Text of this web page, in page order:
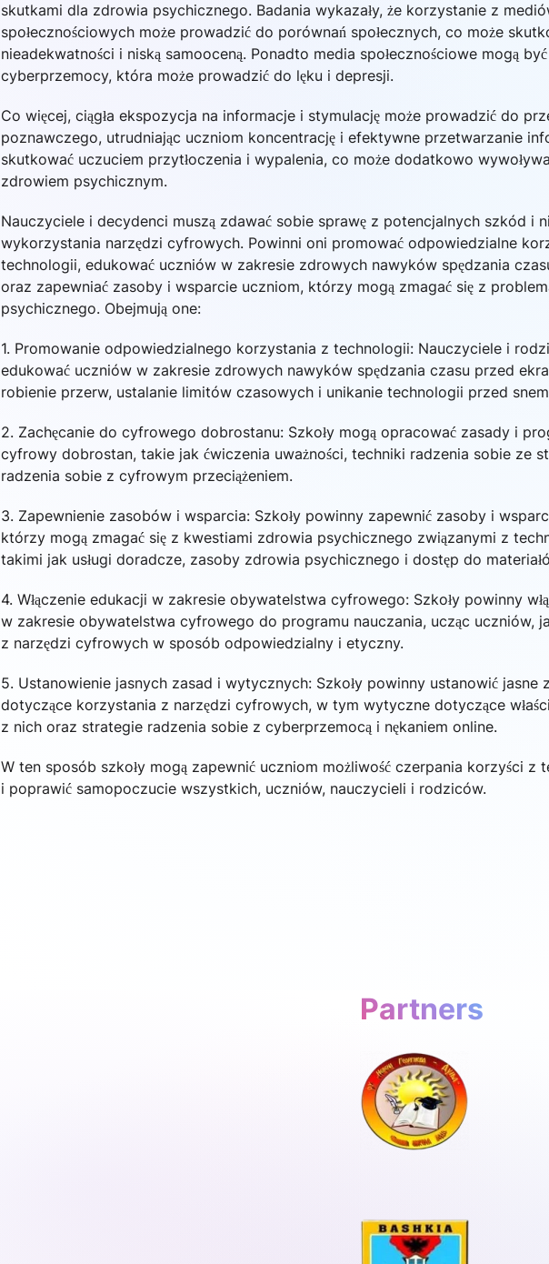
skutkami dla zdrowia psychicznego. Badania wykazały, że korzystanie z
społecznościowych może prowadzić do porównań społecznych, co może
nieadekwatności i niską samooceną. Ponadto media społecznościowe mogą być
cyberprzemocy, która może prowadzić do lęku i depresji.
Co więcej, ciągła ekspozycja na informacje i stymulację może prowadzić do
poznawczego, utrudniając uczniom koncentrację i efektywne przetwarzanie
skutkować uczuciem przytłoczenia i wypalenia, co może dodatkowo
zdrowiem psychicznym.
Nauczyciele i decydenci muszą zdawać sobie sprawę z potencjalnych szkód i
wykorzystania narzędzi cyfrowych. Powinni oni promować odpowiedzialne
technologii, edukować uczniów w zakresie zdrowych nawyków spędzania
oraz zapewniać zasoby i wsparcie uczniom, którzy mogą zmagać się z
psychicznego. Obejmują one:
1. Promowanie odpowiedzialnego korzystania z technologii: Nauczyciele i
edukować uczniów w zakresie zdrowych nawyków spędzania czasu przed
robienie przerw, ustalanie limitów czasowych i unikanie technologii przed
2. Zachęcanie do cyfrowego dobrostanu: Szkoły mogą opracować zasady i
cyfrowy dobrostan, takie jak ćwiczenia uważności, techniki radzenia sobie ze
radzenia sobie z cyfrowym przeciążeniem.
3. Zapewnienie zasobów i wsparcia: Szkoły powinny zapewnić zasoby i
którzy mogą zmagać się z kwestiami zdrowia psychicznego związanymi z
takimi jak usługi doradcze, zasoby zdrowia psychicznego i dostęp do
4. Włączenie edukacji w zakresie obywatelstwa cyfrowego: Szkoły powinny
w zakresie obywatelstwa cyfrowego do programu nauczania, ucząc uczniów,
z narzędzi cyfrowych w sposób odpowiedzialny i etyczny.
5. Ustanowienie jasnych zasad i wytycznych: Szkoły powinny ustanowić jasne
dotyczące korzystania z narzędzi cyfrowych, w tym wytyczne dotyczące
z nich oraz strategie radzenia sobie z cyberprzemocą i nękaniem online.
W ten sposób szkoły mogą zapewnić uczniom możliwość czerpania korzyści z
i poprawić samopoczucie wszystkich, uczniów, nauczycieli i rodziców.
Partners